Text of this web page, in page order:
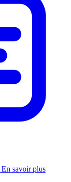
En savoir plus